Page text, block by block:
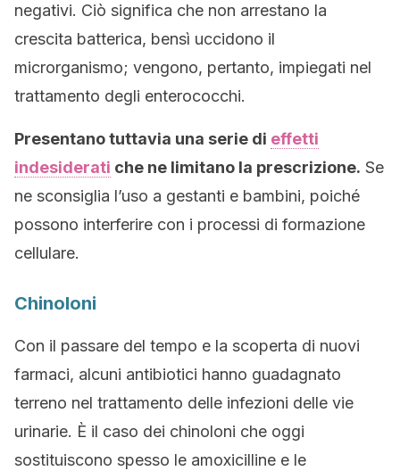
negativi. Ciò significa che non arrestano la
crescita batterica, bensì uccidono il
microrganismo; vengono, pertanto, impiegati nel
trattamento degli enterococchi.
Presentano tuttavia una serie di effetti
indesiderati che ne limitano la prescrizione. Se
ne sconsiglia l’uso a gestanti e bambini, poiché
possono interferire con i processi di formazione
cellulare.
Chinoloni
Con il passare del tempo e la scoperta di nuovi
farmaci, alcuni antibiotici hanno guadagnato
terreno nel trattamento delle infezioni delle vie
urinarie. È il caso dei chinoloni che oggi
sostituiscono spesso le amoxicilline e le